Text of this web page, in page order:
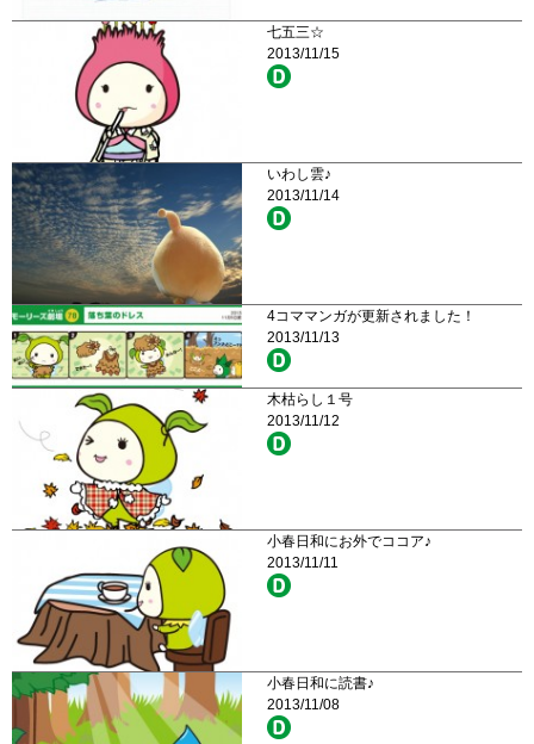
七五三☆
2013/11/15
いわし雲♪
2013/11/14
4コママンガが更新されました！
2013/11/13
木枯らし１号
2013/11/12
小春日和にお外でココア♪
2013/11/11
小春日和に読書♪
2013/11/08